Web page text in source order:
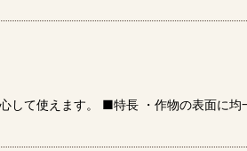
して使えます。 ■特長 ・作物の表面に均